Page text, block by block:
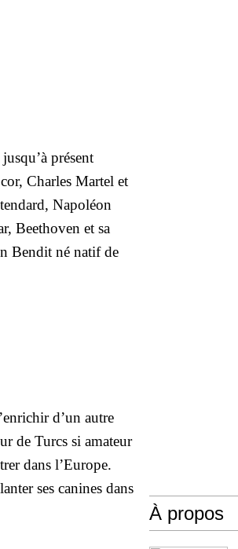
présent
Charles Martel et
Napoléon
Beethoven et sa
Bendit né natif de
d’un autre
de Turcs si amateur
dans l’Europe.
ses canines dans
À propos